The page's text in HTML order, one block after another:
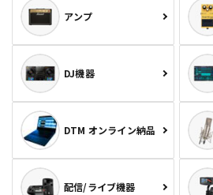
アンプ
DJ機器
DTM オンライン納品
配信/ライブ機器